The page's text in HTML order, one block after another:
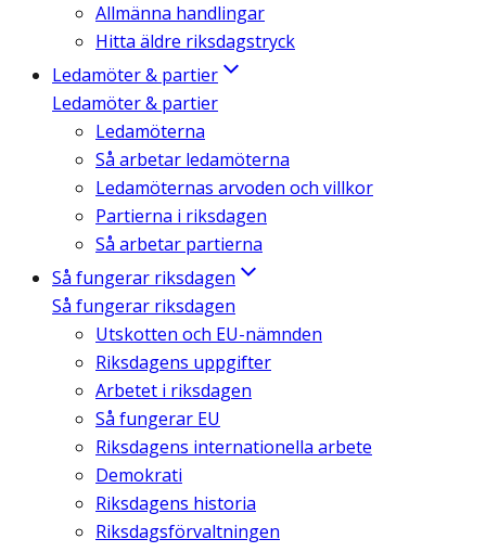
Allmänna handlingar
Hitta äldre riksdagstryck
Ledamöter & partier
Ledamöter & partier
Ledamöterna
Så arbetar ledamöterna
Ledamöternas arvoden och villkor
Partierna i riksdagen
Så arbetar partierna
Så fungerar riksdagen
Så fungerar riksdagen
Utskotten och EU-nämnden
Riksdagens uppgifter
Arbetet i riksdagen
Så fungerar EU
Riksdagens internationella arbete
Demokrati
Riksdagens historia
Riksdagsförvaltningen